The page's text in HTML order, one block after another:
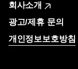
회사소개
광고/제휴 문의
개인정보보호방침